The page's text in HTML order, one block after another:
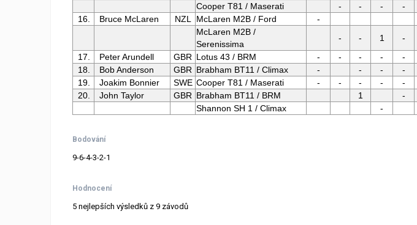
Cooper T81 / Maserati
- - - -
16.
Bruce McLaren NZL McLaren M2B / Ford -
McLaren M2B /
Serenissima
- - 1
-
17.
Peter Arundell GBR Lotus 43 / BRM - - - - -
18.
Bob Anderson GBR Brabham BT11 / Climax - - - -
19.
Joakim Bonnier SWE Cooper T81 / Maserati - - - - -
20.
John Taylor GBR Brabham BT11 / BRM 1 -
Shannon SH 1 / Climax
-
Bodování
9-6-4-3-2-1
Hodnocení
5 nejlepších výsledků z 9 závodů